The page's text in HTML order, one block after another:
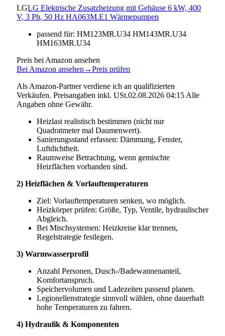
LGLG Elektrische Zusatzheizung mit Gehäuse 6 kW, 400
V, 3 Ph, 50 Hz HA063M.E1 Wärmepumpen
passend für: HM123MR.U34 HM143MR.U34
HM163MR.U34
Preis bei Amazon ansehen
Bei Amazon ansehen →Preis prüfen
Als Amazon-Partner verdiene ich an qualifizierten
Verkäufen. Preisangaben inkl. USt.02.08.2026 04:15 Alle
Angaben ohne Gewähr.
Heizlast realistisch bestimmen (nicht nur
Quadratmeter mal Daumenwert).
Sanierungsstand erfassen: Dämmung, Fenster,
Luftdichtheit.
Raumweise Betrachtung, wenn gemischte
Heizflächen vorhanden sind.
2) Heizflächen & Vorlauftemperaturen
Ziel: Vorlauftemperaturen senken, wo möglich.
Heizkörper prüfen: Größe, Typ, Ventile, hydraulischer
Abgleich.
Bei Mischsystemen: Heizkreise klar trennen,
Regelstrategie festlegen.
3) Warmwasserprofil
Anzahl Personen, Dusch-/Badewannenanteil,
Komfortanspruch.
Speichervolumen und Ladezeiten passend planen.
Legionellenstrategie sinnvoll wählen, ohne dauerhaft
hohe Temperaturen zu fahren.
4) Hydraulik & Komponenten